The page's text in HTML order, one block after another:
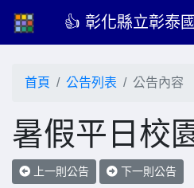
👍 彰化縣立彰泰
首頁 公告列表 公告內容
暑假平日校
上一則公告 下一則公告